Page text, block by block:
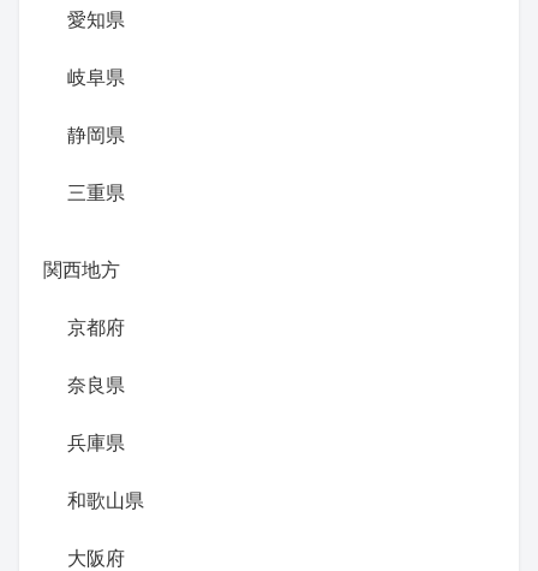
愛知県
岐阜県
静岡県
三重県
関西地方
京都府
奈良県
兵庫県
和歌山県
大阪府